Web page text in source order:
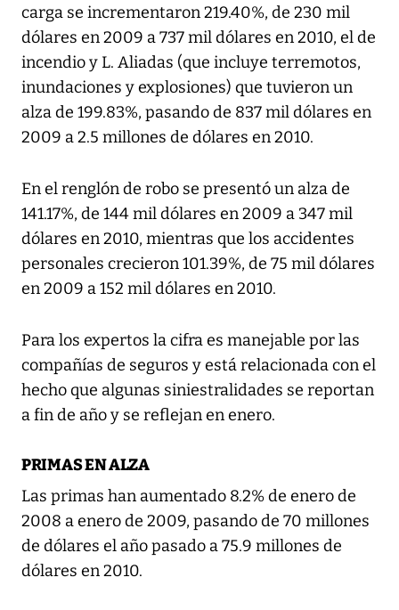
carga se incrementaron 219.40%, de 230 mil
dólares en 2009 a 737 mil dólares en 2010, el de
incendio y L. Aliadas (que incluye terremotos,
inundaciones y explosiones) que tuvieron un
alza de 199.83%, pasando de 837 mil dólares en
2009 a 2.5 millones de dólares en 2010.
En el renglón de robo se presentó un alza de
141.17%, de 144 mil dólares en 2009 a 347 mil
dólares en 2010, mientras que los accidentes
personales crecieron 101.39%, de 75 mil dólares
en 2009 a 152 mil dólares en 2010.
Para los expertos la cifra es manejable por las
compañías de seguros y está relacionada con el
hecho que algunas siniestralidades se reportan
a fin de año y se reflejan en enero.
PRIMAS EN ALZA
Las primas han aumentado 8.2% de enero de
2008 a enero de 2009, pasando de 70 millones
de dólares el año pasado a 75.9 millones de
dólares en 2010.